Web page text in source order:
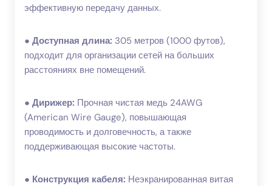
эффективную передачу данных.
● Доступная длина: 305 метров (1000 футов),
подходит для организации сетей на больших
расстояниях вне помещений.
● Дирижер: Прочная чистая медь 24AWG
(American Wire Gauge), повышающая
проводимость и долговечность, а также
поддерживающая высокие частоты.
● Конструкция кабеля: Неэкранированная витая